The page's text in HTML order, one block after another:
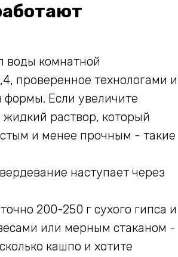
воды комнатной
проверенное технологами и
Если увеличите
раствор, который
и менее прочным - такие
наступает через
200-250 г сухого гипса и
или мерным стаканом -
кашпо и хотите